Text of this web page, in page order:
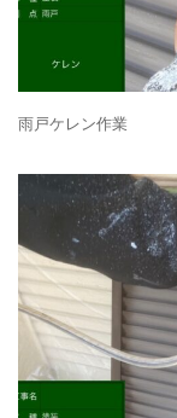
雨戸ケレン作業